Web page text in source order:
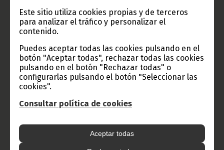
Este sitio utiliza cookies propias y de terceros
para analizar el tráfico y personalizar el
contenido.
Puedes aceptar todas las cookies pulsando en el
botón "Aceptar todas", rechazar todas las cookies
pulsando en el botón "Rechazar todas" o
configurarlas pulsando el botón "Seleccionar las
cookies".
Consultar política de cookies
Aceptar todas
Gobierno e Instituciones
Información de Guinea Ecuatorial
TVGE